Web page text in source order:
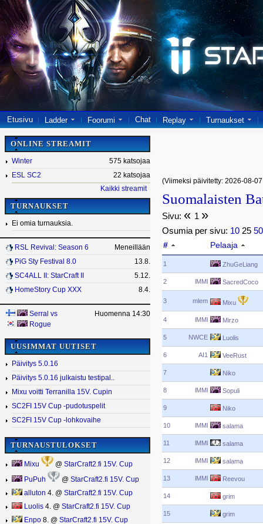
Etusivu Ladder Foorumi Chat Replay Turnaukset
ONLINE STREAMIT
Winter
575 katsojaa
ESL SC2
22 katsojaa
Kaikki streamit
TURNAUKSET
Ei omia turnauksia.
RSL Revival: Season 6
Meneillään
PiG Sty Festival 8.0
13.8.
SC4ALL II: StarCraft II
5.12.
HomeStory Cup XXX
8.4.
Serral vs
Rogue
Huomenna 14:30
UUSIMMAT UUTISET
Päivitys 5.0.16
Päivitys 5.0.16 julkaistu testipal..
Mixu voitti Terranilla 15V. Cupin
SC2FI 15V Cup -pudotuspelit
SC2FI 15V Cup -lohkovaihe
TURNAUSTULOKSET
Mixu @ StarCraft2.fi 15V. Cup
PuPuh @ StarCraft2.fi 15V. Cup
alluton 4. @ StarCraft2.fi 15V. Cup
Luolis 4. @ StarCraft2.fi 15V. Cup
Enpo 8. @ StarCraft2.fi 15V. Cup
(Viimeksi päivitetty: 2026-08-
Suomalaisten
Sivu: « 1 »
Osumia per sivu: 10 25
# Pelaaja
1 ZhuGeLiang
2 lMMl SacredCoco
3 mlem Mixu
4 lMMl Mirzo
5 NWCE Luolis
6 AI1 VeeRust
7 Niko
8 lMMl Sopuli
9 Niko
10 lMMl salama
11 lMMl salama
12 lMMl salama
13 lMMl Reevou
14 grim
15 grim